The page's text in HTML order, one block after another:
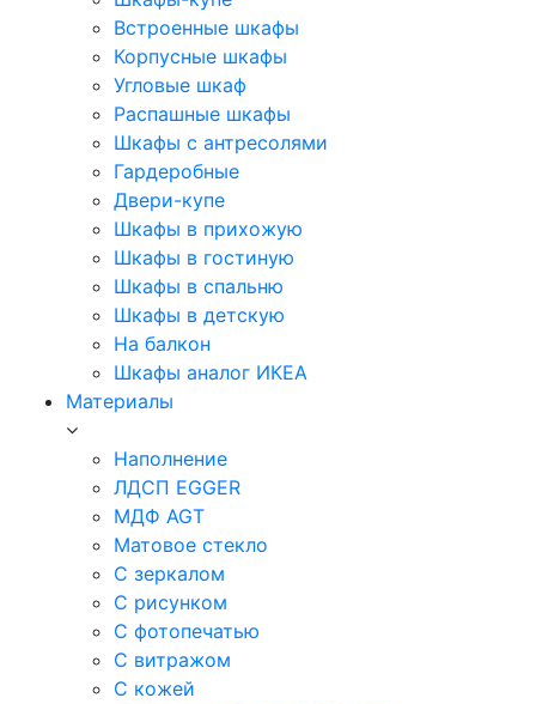
Встроенные шкафы
Корпусные шкафы
Угловые шкаф
Распашные шкафы
Шкафы с антресолями
Гардеробные
Двери-купе
Шкафы в прихожую
Шкафы в гостиную
Шкафы в спальню
Шкафы в детскую
На балкон
Шкафы аналог ИКЕА
Материалы
Наполнение
ЛДСП EGGER
МДФ AGT
Матовое стекло
С зеркалом
С рисунком
С фотопечатью
С витражом
С кожей